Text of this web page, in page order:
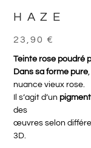
HAZE
23,90 €
Teinte rose poudré
Dans sa forme pure
nuance vieux rose.
Il s’agit d’un
des
œuvres selon
3D.